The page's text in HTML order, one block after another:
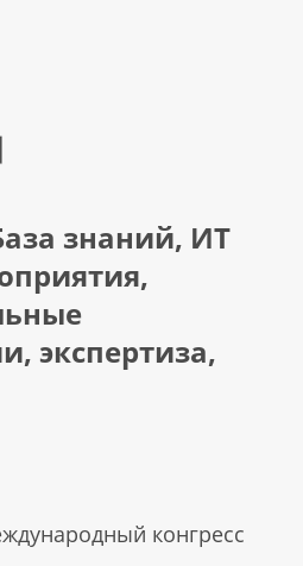
знаний, ИТ
экспертиза,
конгресс